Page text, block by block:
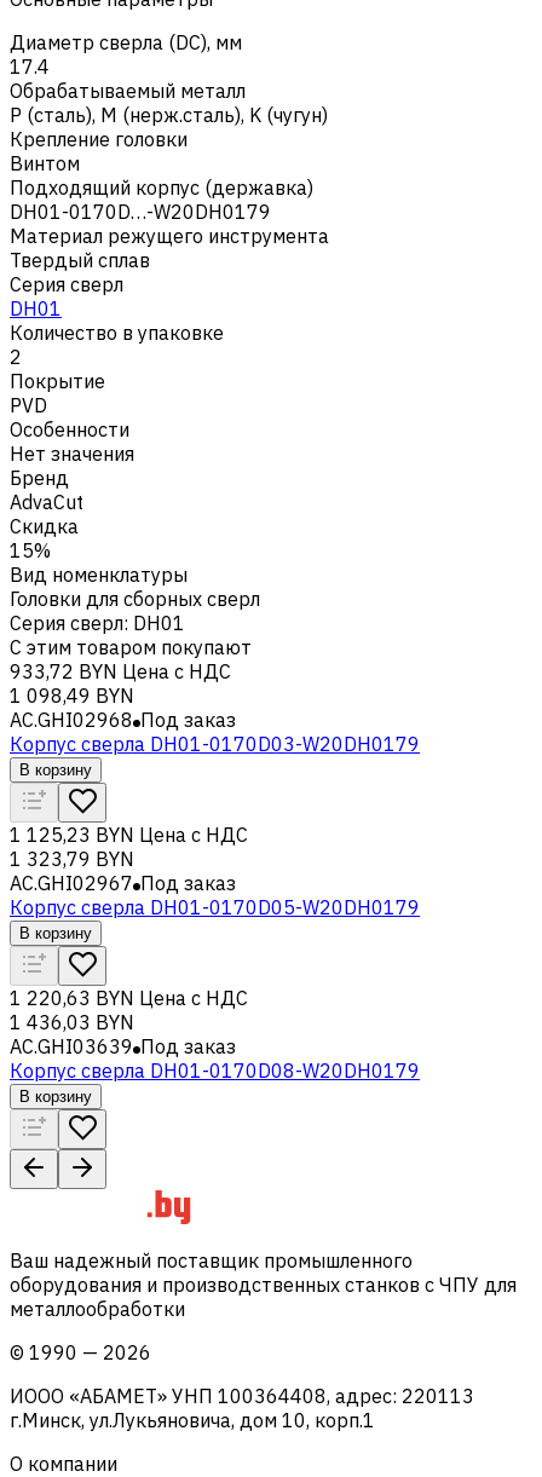
Диаметр сверла (DC), мм
17.4
Обрабатываемый металл
Р (сталь), M (нерж.сталь), K (чугун)
Крепление головки
Винтом
Подходящий корпус (державка)
DH01-0170D…-W20DH0179
Материал режущего инструмента
Твердый сплав
Серия сверл
DH01
Количество в упаковке
2
Покрытие
PVD
Особенности
Нет значения
Бренд
AdvaCut
Скидка
15%
Вид номенклатуры
Головки для сборных сверл
Серия сверл: DH01
С этим товаром покупают
933,72 BYN Цена с НДС
1 098,49 BYN
AC.GHI02968 Под заказ
Корпус сверла DH01-0170D03-W20DH0179
В корзину
1 125,23 BYN Цена с НДС
1 323,79 BYN
AC.GHI02967 Под заказ
Корпус сверла DH01-0170D05-W20DH0179
В корзину
1 220,63 BYN Цена с НДС
1 436,03 BYN
AC.GHI03639 Под заказ
Корпус сверла DH01-0170D08-W20DH0179
В корзину
Ваш надежный поставщик промышленного
оборудования и производственных станков с ЧПУ для
металлообработки
© 1990 — 2026
ИООО «АБАМЕТ» УНП 100364408, адрес: 220113
г.Минск, ул.Лукьяновича, дом 10, корп.1
О компании